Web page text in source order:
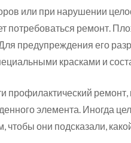
или при нарушении
потребоваться ремонт.
предупреждения его
красками и
профилактический
элемента. Иногда
они подсказали,